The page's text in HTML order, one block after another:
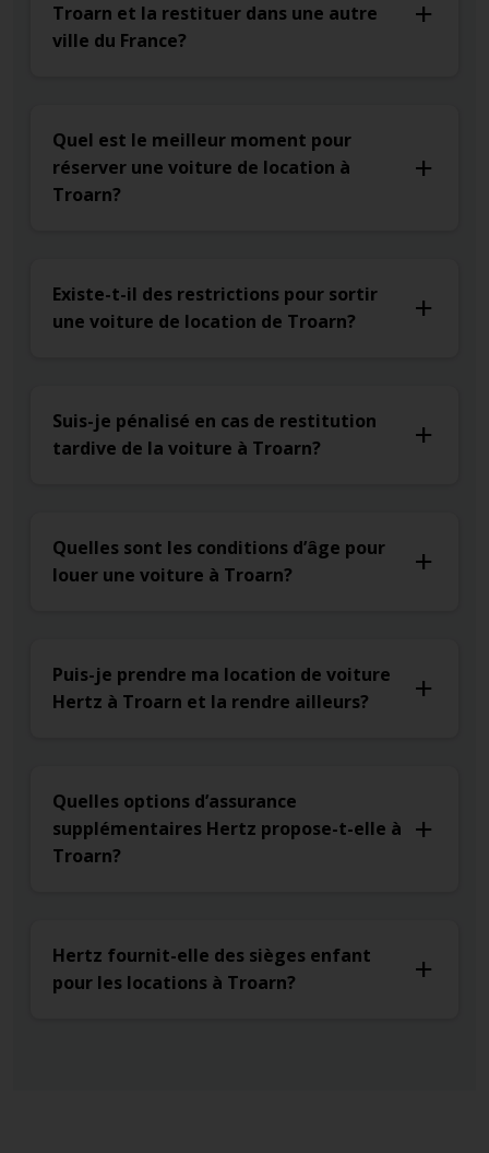
Troarn et la restituer dans une autre
ville du France?
Quel est le meilleur moment pour
réserver une voiture de location à
Troarn?
Existe-t-il des restrictions pour sortir
une voiture de location de Troarn?
Suis-je pénalisé en cas de restitution
tardive de la voiture à Troarn?
Quelles sont les conditions d’âge pour
louer une voiture à Troarn?
Puis-je prendre ma location de voiture
Hertz à Troarn et la rendre ailleurs?
Quelles options d’assurance
supplémentaires Hertz propose-t-elle à
Troarn?
Hertz fournit-elle des sièges enfant
pour les locations à Troarn?